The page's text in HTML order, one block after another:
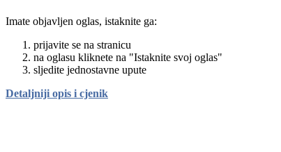
Imate objavljen oglas, istaknite ga:
prijavite se na stranicu
na oglasu kliknete na "Istaknite svoj oglas"
sljedite jednostavne upute
Detaljniji opis i cjenik